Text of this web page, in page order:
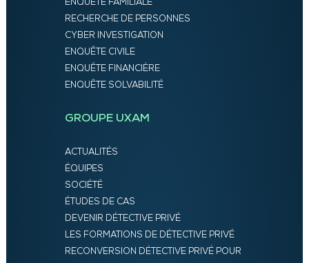
ENQUÊTE FAMILIALE
RECHERCHE DE PERSONNES
CYBER INVESTIGATION
ENQUÊTE CIVILE
ENQUÊTE FINANCIÈRE
ENQUÊTE SOLVABILITÉ
GROUPE UXAM
ACTUALITÉS
ÉQUIPES
SOCIÉTÉ
ÉTUDES DE CAS
DEVENIR DÉTECTIVE PRIVÉ
LES FORMATIONS DE DÉTECTIVE PRIVÉ
RECONVERSION DÉTECTIVE PRIVÉ POUR